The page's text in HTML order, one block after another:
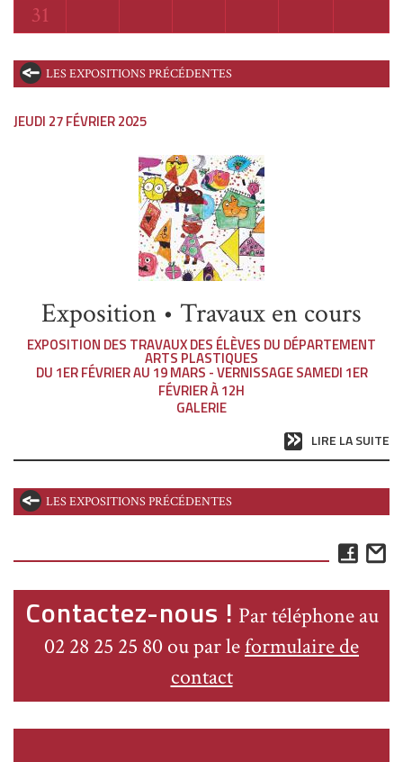
Lundi
31
LES EXPOSITIONS PRÉCÉDENTES
JEUDI 27 FÉVRIER 2025
Exposition • Travaux en cours
EXPOSITION DES TRAVAUX DES ÉLÈVES DU DÉPARTEMENT
ARTS PLASTIQUES
DU 1ER FÉVRIER AU 19 MARS - VERNISSAGE SAMEDI 1ER
FÉVRIER À 12H
GALERIE
LIRE LA SUITE
LES EXPOSITIONS PRÉCÉDENTES
Contactez-nous ! Par téléphone au
02 28 25 25 80 ou par leformulaire de
contact